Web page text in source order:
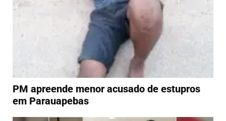
PM apreende menor acusado de estupros
em Parauapebas